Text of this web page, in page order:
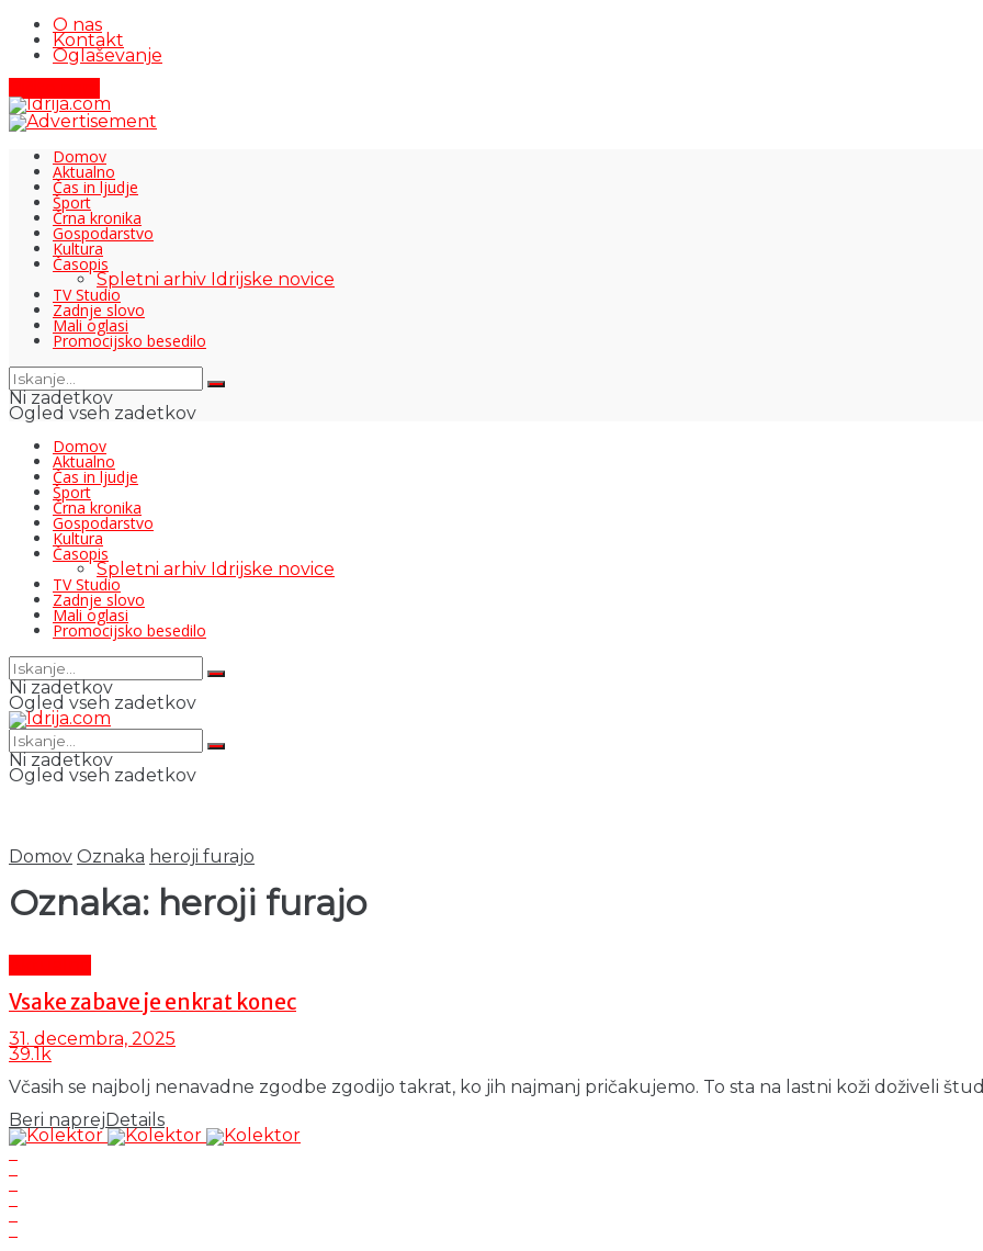
O nas
Kontakt
Oglaševanje
Domov
Aktualno
Čas in ljudje
Šport
Črna kronika
Gospodarstvo
Kultura
Časopis
Spletni arhiv Idrijske novice
TV Studio
Zadnje slovo
Mali oglasi
Promocijsko besedilo
Ni zadetkov
Ogled vseh zadetkov
Domov
Aktualno
Čas in ljudje
Šport
Črna kronika
Gospodarstvo
Kultura
Časopis
Spletni arhiv Idrijske novice
TV Studio
Zadnje slovo
Mali oglasi
Promocijsko besedilo
Ni zadetkov
Ogled vseh zadetkov
Ni zadetkov
Ogled vseh zadetkov
Domov Oznaka heroji furajo
Oznaka: heroji furajo
Vsake zabave je enkrat konec
31. decembra, 2025
39.1k
Včasih se najbolj nenavadne zgodbe zgodijo takrat, ko jih najmanj pričakujemo. To sta na lastni koži doživeli
Beri naprej Details